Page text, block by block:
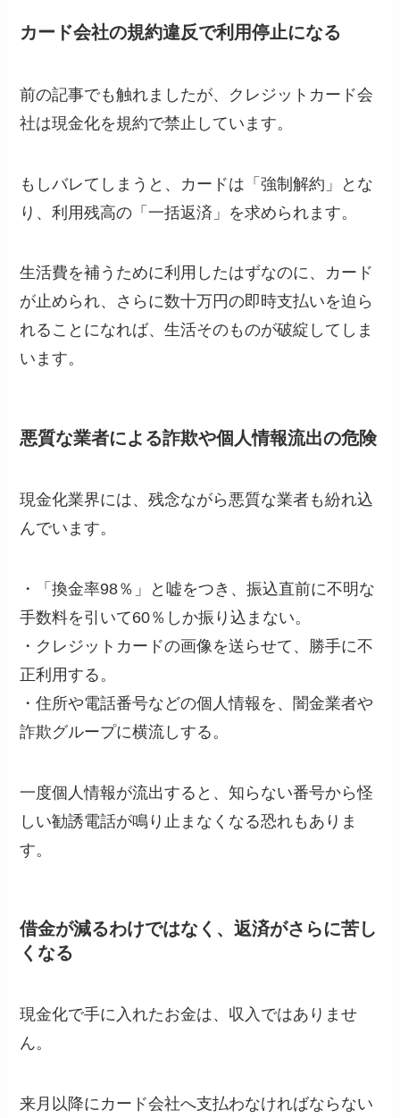
カード会社の規約違反で利用停止になる
前の記事でも触れましたが、クレジットカード会
社は現金化を規約で禁止しています。
もしバレてしまうと、カードは「強制解約」とな
り、利用残高の「一括返済」を求められます。
生活費を補うために利用したはずなのに、カード
が止められ、さらに数十万円の即時支払いを迫ら
れることになれば、生活そのものが破綻してしま
います。
悪質な業者による詐欺や個人情報流出の危険
現金化業界には、残念ながら悪質な業者も紛れ込
んでいます。
・「換金率98％」と嘘をつき、振込直前に不明な
手数料を引いて60％しか振り込まない。
・クレジットカードの画像を送らせて、勝手に不
正利用する。
・住所や電話番号などの個人情報を、闇金業者や
詐欺グループに横流しする。
一度個人情報が流出すると、知らない番号から怪
しい勧誘電話が鳴り止まなくなる恐れもありま
す。
借金が減るわけではなく、返済がさらに苦し
くなる
現金化で手に入れたお金は、収入ではありませ
ん。
来月以降にカード会社へ支払わなければならない